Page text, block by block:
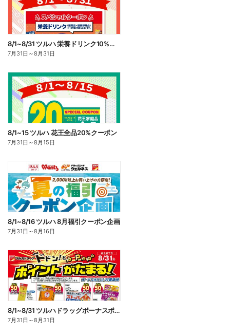
8/1~8/31 ツルハ 栄養ドリンク10%ポイント還元
7月31日 ～8月31日
8/1~15 ツルハ 花王全品20%クーポン
7月31日 ～8月15日
8/1~8/16 ツルハ 8月福引クーポン企画
7月31日 ～8月16日
8/1~8/31 ツルハドラッグボーナスポイントチラシ
7月31日 ～8月31日